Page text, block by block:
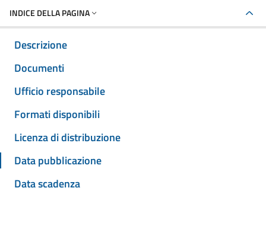
INDICE DELLA PAGINA
Descrizione
Documenti
Ufficio responsabile
Formati disponibili
Licenza di distribuzione
Data pubblicazione
Data scadenza